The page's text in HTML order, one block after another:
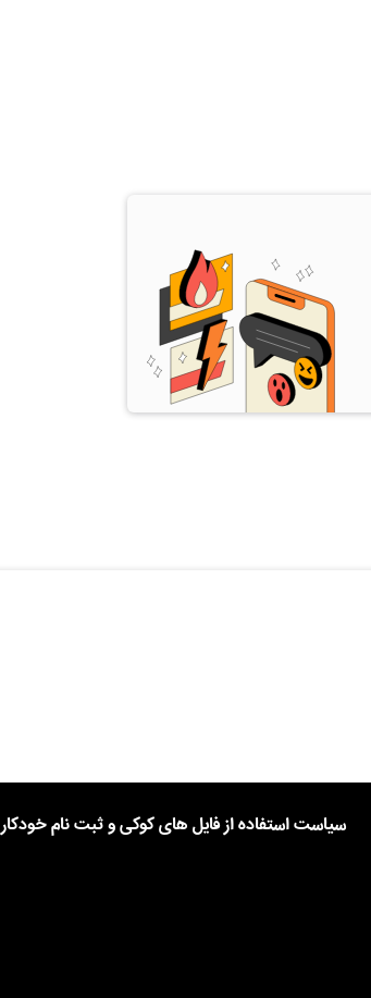
سیاست استفاده از فایل های کوکی و ثبت نام خودکار